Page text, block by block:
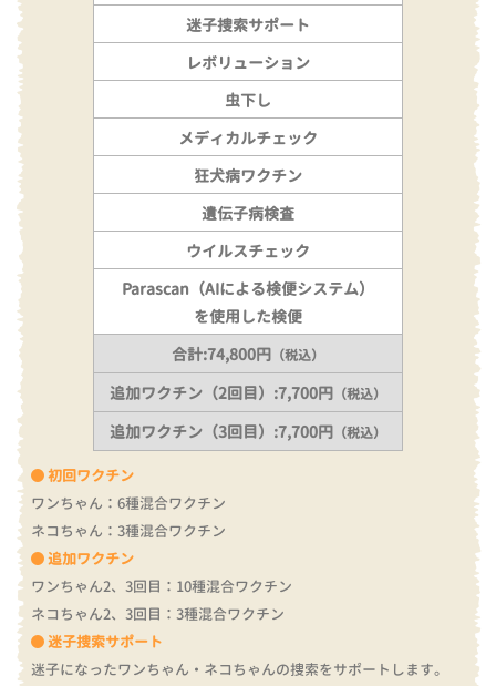
初回ワクチン
ワンちゃん：6種混合ワクチン
ネコちゃん：3種混合ワクチン
追加ワクチン
ワンちゃん2、3回目：10種混合ワクチン
ネコちゃん2、3回目：3種混合ワクチン
迷子捜索サポート
迷子になったワンちゃん・ネコちゃんの捜索をサポートします。
迷子捜索サポート
レボリューション
虫下し
メディカルチェック
狂犬病ワクチン
遺伝子病検査
ウイルスチェック
Parascan（AIによる検便システム）
を使用した検便
合計:74,800円 （税込）
追加ワクチン（2回目）:7,700円 （税込）
追加ワクチン（3回目）:7,700円 （税込）